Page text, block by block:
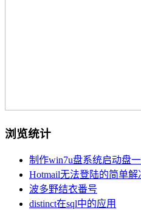
浏览统计
制作win7u盘系统启动盘
Hotmail无法登陆的简单解
波多野结衣番号
distinct在sql中的应用